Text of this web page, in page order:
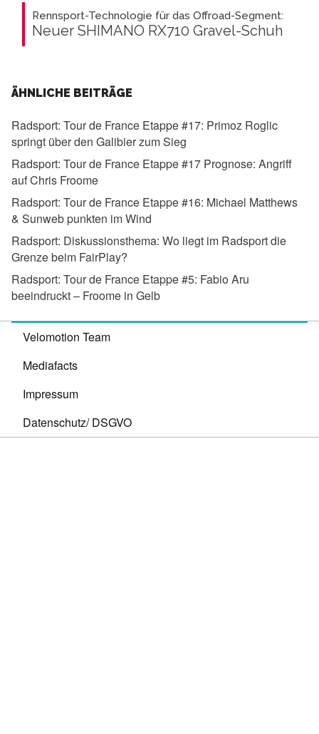
Rennsport-Technologie für das Offroad-Segment:
Neuer SHIMANO RX710 Gravel-Schuh
ÄHNLICHE BEITRÄGE
Radsport: Tour de France Etappe #17: Primoz Roglic
springt über den Galibier zum Sieg
Radsport: Tour de France Etappe #17 Prognose: Angriff
auf Chris Froome
Radsport: Tour de France Etappe #16: Michael Matthews
& Sunweb punkten im Wind
Radsport: Diskussionsthema: Wo liegt im Radsport die
Grenze beim FairPlay?
Radsport: Tour de France Etappe #5: Fabio Aru
beeindruckt – Froome in Gelb
Velomotion Team
Mediafacts
Impressum
Datenschutz/ DSGVO